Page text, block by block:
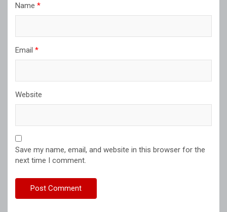
Name *
Email *
Website
Save my name, email, and website in this browser for the
next time I comment.